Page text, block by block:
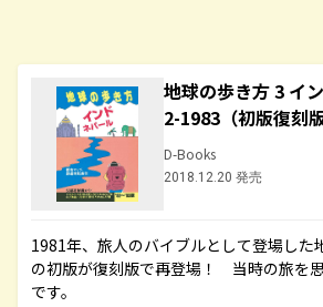
地球の歩き方 3 イ
2-1983（初版復刻版
D-Books
2018.12.20 発売
1981年、旅人のバイブルとして登場した
の初版が復刻版で再登場！ 当時の旅を
です。